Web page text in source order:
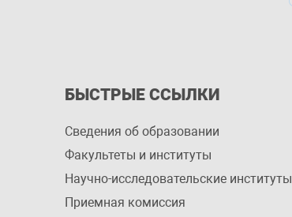
БЫСТРЫЕ ССЫЛКИ
Сведения об образовании
Факультеты и институты
Научно-исследовательские институты
Приемная комиссия